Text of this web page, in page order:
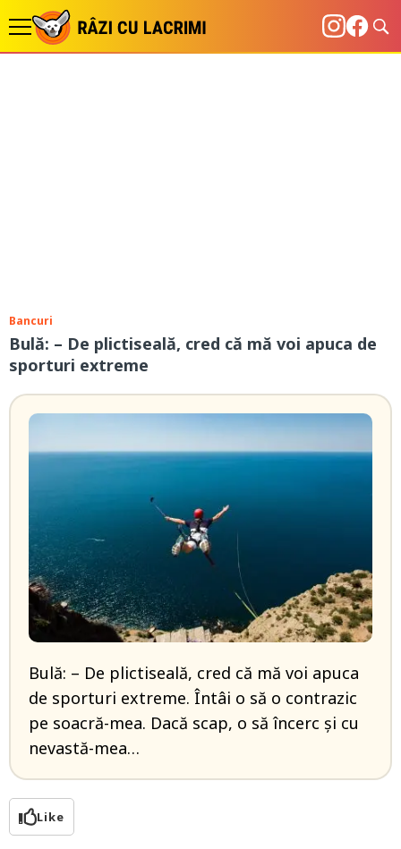
Bancuri
Bulă: – De plictiseală, cred că mă voi apuca de
sporturi extreme
Bulă: – De plictiseală, cred că mă voi apuca
de sporturi extreme. Întâi o să o contrazic
pe soacră-mea. Dacă scap, o să încerc și cu
nevastă-mea…
Like